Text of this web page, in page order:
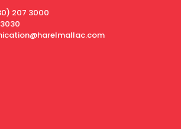
207 3000